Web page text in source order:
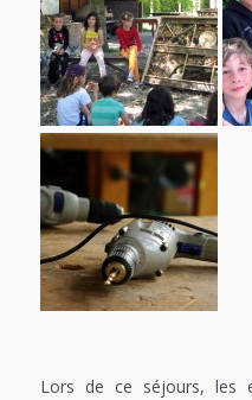
Lors de ce séjours, les